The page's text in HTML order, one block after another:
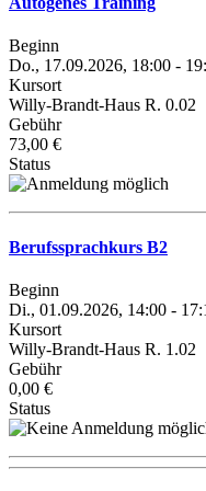
Beginn
Do., 17.09.2026, 18:00 -
Kursort
Willy-Brandt-Haus R. 0.02
Gebühr
73,00 €
Status
Berufssprachkurs B2
Beginn
Di., 01.09.2026, 14:00 -
Kursort
Willy-Brandt-Haus R. 1.02
Gebühr
0,00 €
Status